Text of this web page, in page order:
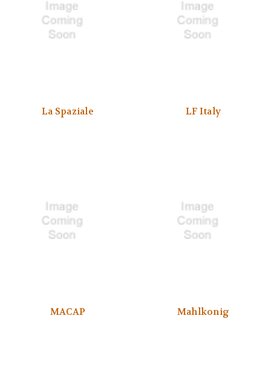
La Spaziale LF Italy
MACAP Mahlkonig